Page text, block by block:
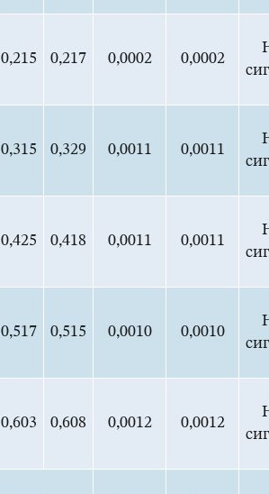
0,215 0,217 0,0002 0,0002
0,315 0,329 0,0011 0,0011
0,425 0,418 0,0011 0,0011
0,517 0,515 0,0010 0,0010
0,603 0,608 0,0012 0,0012